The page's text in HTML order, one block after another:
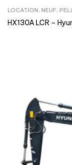
LOCATION, NEUF,
HX130A LCR –